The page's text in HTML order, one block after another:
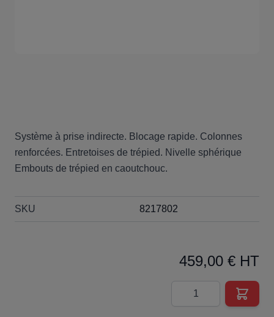
Système à prise indirecte. Blocage rapide. Colonnes
renforcées. Entretoises de trépied. Nivelle sphérique
Embouts de trépied en caoutchouc.
SKU 8217802
459,00 € HT
Quantité